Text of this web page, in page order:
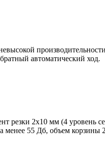
автоматический ход.
резки 2х10 мм (4 уровень
55 Дб, объем корзины